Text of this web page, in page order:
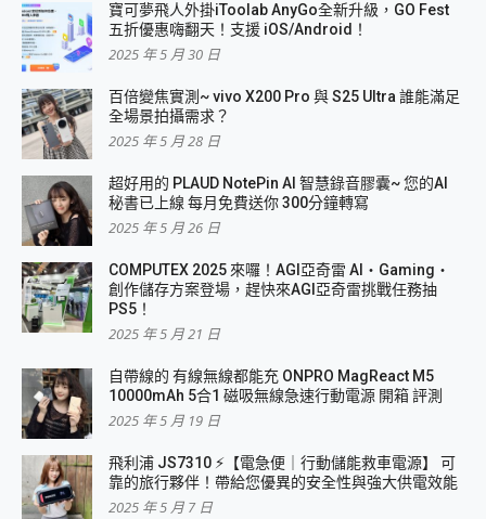
寶可夢飛人外掛iToolab AnyGo全新升級，GO Fest
五折優惠嗨翻天！支援 iOS/Android！
2025 年 5 月 30 日
百倍變焦實測~ vivo X200 Pro 與 S25 Ultra 誰能滿足
全場景拍攝需求？
2025 年 5 月 28 日
超好用的 PLAUD NotePin AI 智慧錄音膠囊~ 您的AI
秘書已上線 每月免費送你 300分鐘轉寫
2025 年 5 月 26 日
COMPUTEX 2025 來囉！AGI亞奇雷 AI・Gaming・
創作儲存方案登場，趕快來AGI亞奇雷挑戰任務抽
PS5！
2025 年 5 月 21 日
自帶線的 有線無線都能充 ONPRO MagReact M5
10000mAh 5合1 磁吸無線急速行動電源 開箱 評測
2025 年 5 月 19 日
飛利浦 JS7310 ⚡【電急便｜行動儲能救車電源】 可
靠的旅行夥伴！帶給您優異的安全性與強大供電效能
2025 年 5 月 7 日